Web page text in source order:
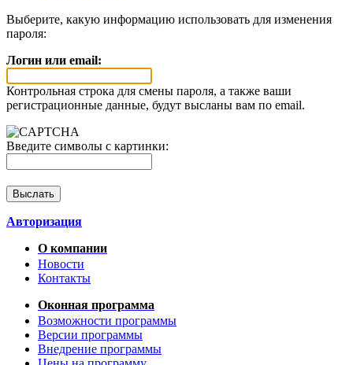
Выберите, какую информацию использовать для изменения
пароля:
Логин или email:
Контрольная строка для смены пароля, а также ваши
регистрационные данные, будут высланы вам по email.
Введите символы с картинки:
Авторизация
О компании
Новости
Контакты
Оконная программа
Возможности программы
Версии программы
Внедрение программы